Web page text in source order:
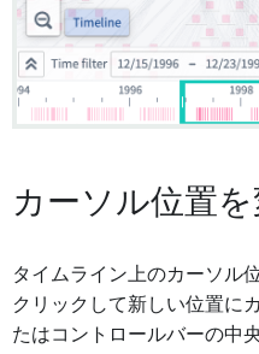
カーソル位置
タイムライン上のカーソル
クリックして新しい位置に
たはコントロールバーの中